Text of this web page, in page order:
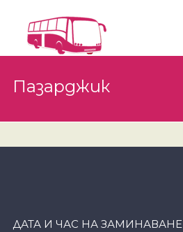
Пазарджик
ДАТА И ЧАС НА ЗАМИНАВАНЕ